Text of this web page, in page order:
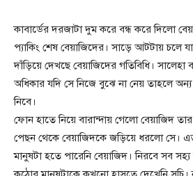
কাবার্ডের দরজাটা দুম করে বন্ধ করে দিলো
প্যাকিং শেষ বেয়াজিদের। সাড়ে আটটায় চলে
দাঁড়িয়ে দেখছে বেয়াজিদের গতিবিধি।
অধিকার যদি সে নিজে বুঝে না নেয় তাহলে
নিবে।
ফোন হাতে নিয়ে বারান্দায় গেলো বেয়াজিদ
পেছন থেকে বেয়াজিদকে জড়িয়ে ধরলো সে।
মানুষটা হতে পারেনি বেয়াজিদ। নিরবে সব